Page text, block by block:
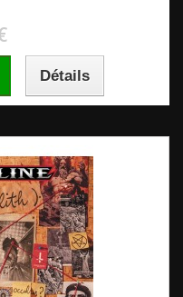
Détails